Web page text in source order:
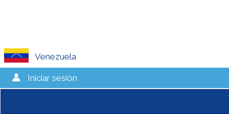
Venezuela
Iniciar sesión